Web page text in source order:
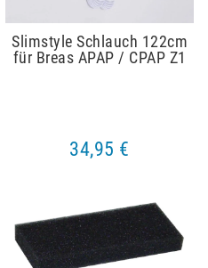
Slimstyle Schlauch 122cm
für Breas APAP / CPAP Z1
34,95 €